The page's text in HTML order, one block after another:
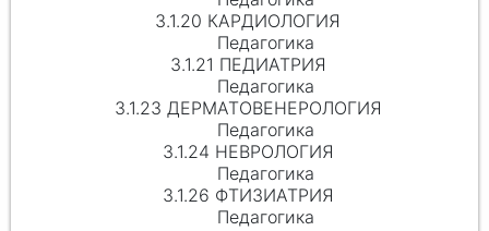
3.1.20 КАРДИОЛОГИЯ
Педагогика
3.1.21 ПЕДИАТРИЯ
Педагогика
3.1.23 ДЕРМАТОВЕНЕРОЛОГИЯ
Педагогика
3.1.24 НЕВРОЛОГИЯ
Педагогика
3.1.26 ФТИЗИАТРИЯ
Педагогика